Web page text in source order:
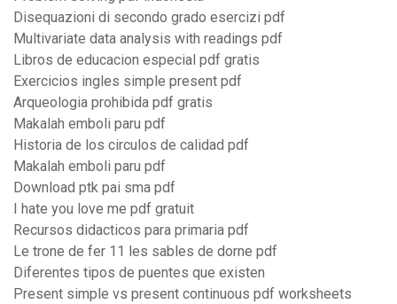
Disequazioni di secondo grado esercizi pdf
Multivariate data analysis with readings pdf
Libros de educacion especial pdf gratis
Exercicios ingles simple present pdf
Arqueologia prohibida pdf gratis
Makalah emboli paru pdf
Historia de los circulos de calidad pdf
Makalah emboli paru pdf
Download ptk pai sma pdf
I hate you love me pdf gratuit
Recursos didacticos para primaria pdf
Le trone de fer 11 les sables de dorne pdf
Diferentes tipos de puentes que existen
Present simple vs present continuous pdf worksheets